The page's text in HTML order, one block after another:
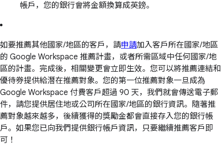
帳戶，您的銀行會將金額換算成英鎊。
如要推薦其他國家/地區的客戶，請申請加入客戶所在國家/地區
的 Google Workspace 推薦計畫，或者所需區域中任何國家/地
區的計畫。完成後，相關變更會立即生效。您可以將推薦連結和
優待券提供給潛在推薦對象。您的第一位推薦對象一旦成為
Google Workspace 付費客戶超過 90 天，我們就會傳送電子郵
件，請您提供居住地或公司所在國家/地區的銀行資訊。隨著推
薦對象越來越多，後續獲得的獎勵金都會直接存入您的銀行帳
戶。如果您已向我們提供銀行帳戶資訊，只要繼續推薦客戶即
可！